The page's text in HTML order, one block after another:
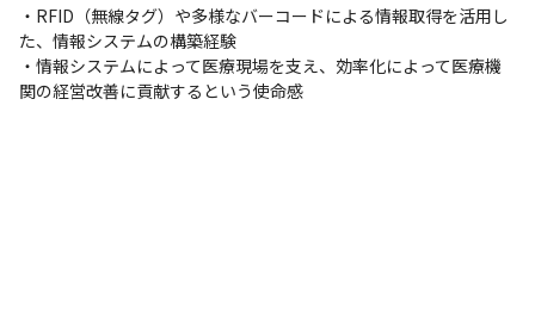
・RFID（無線タグ）や多様なバーコードによる情報取得を活用し
た、情報システムの構築経験
・情報システムによって医療現場を支え、効率化によって医療機
関の経営改善に貢献するという使命感